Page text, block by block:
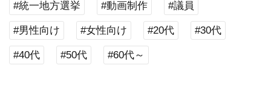
#統一地方選挙 #動画制作 #議員
#男性向け #女性向け #20代 #30代
#40代 #50代 #60代～